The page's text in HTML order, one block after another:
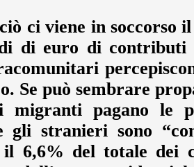
ci viene in soccorso
di euro di
Se può sembrare
migranti pagano le
gli stranieri sono
il 6,6% del totale dei